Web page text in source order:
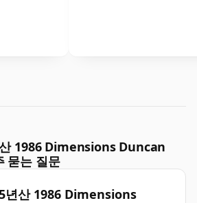
1986 Dimensions Duncan
묻는 질문
산 1986 Dimensions